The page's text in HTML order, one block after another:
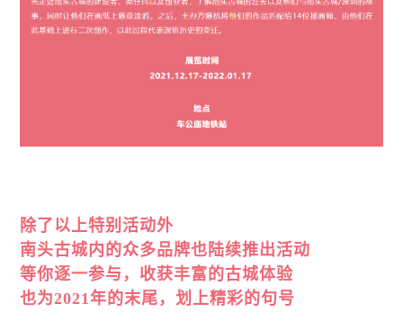
除了以上特别活动外
南头古城内的众多品牌也陆续推出活动
等你逐一参与，收获丰富的古城体验
也为2021年的末尾，划上精彩的句号